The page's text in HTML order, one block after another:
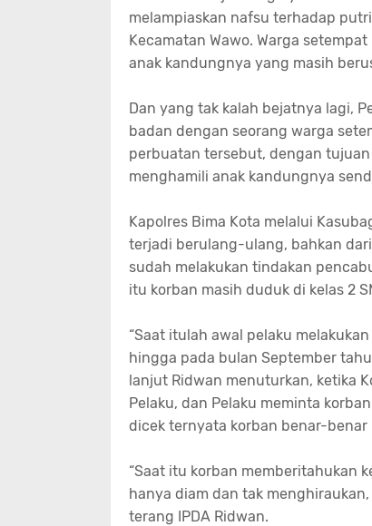
melampiaskan nafsu terhadap
Kecamatan Wawo. Warga
anak kandungnya yang masih
Dan yang tak kalah bejatnya lagi,
badan dengan seorang warga
perbuatan tersebut, dengan
menghamili anak kandungnya
Kapolres Bima Kota melalui
terjadi berulang-ulang, bahkan
sudah melakukan tindakan
itu korban masih duduk di kelas 2
“Saat itulah awal pelaku
hingga pada bulan September
lanjut Ridwan menuturkan, ketika
Pelaku, dan Pelaku meminta
dicek ternyata korban benar-benar
“Saat itu korban memberitahukan
hanya diam dan tak
terang IPDA Ridwan.